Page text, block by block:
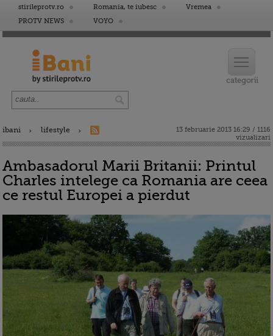
stirileprotv.ro Romania, te iubesc
Vremea
PROTV NEWS
VOYO
ibani lifestyle
13 februarie 2013 16:29 / 1116
vizualizari
Ambasadorul Marii Britanii: Printul
Charles intelege ca Romania are ceea
ce restul Europei a pierdut